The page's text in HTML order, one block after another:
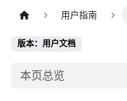
用户指南
版本：用户文档
本页总览